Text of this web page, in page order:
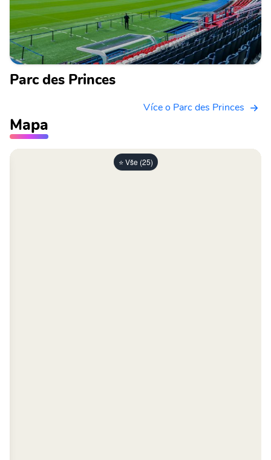
Parc des Princes
Více o Parc des Princes
Mapa
⭐ Vše (25)